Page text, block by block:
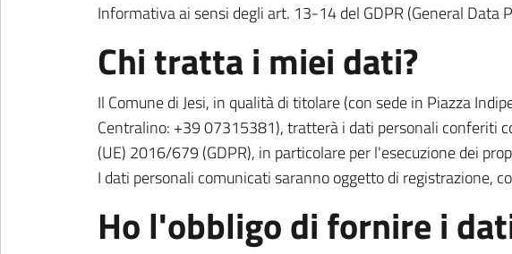
Informativa ai sensi degli art. 13-14 del GDPR (General
Chi tratta i miei dati?
Il Comune di Jesi, in qualità di titolare (con sede in Piazza
Centralino: +39 07315381), tratterà i dati personali conferiti
(UE) 2016/679 (GDPR), in particolare per l'esecuzione dei
I dati personali comunicati saranno oggetto di registrazione,
Ho l'obbligo di fornire i